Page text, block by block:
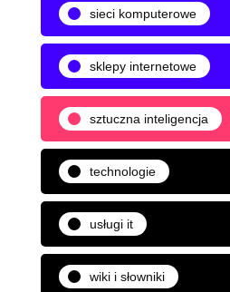
sieci komputerowe
sklepy internetowe
sztuczna inteligencja
technologie
usługi it
wiki i słowniki